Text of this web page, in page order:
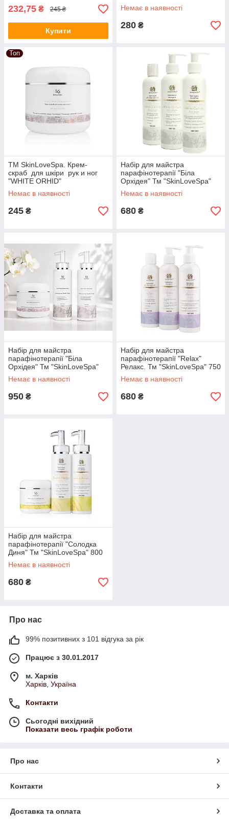
232,75 ₴ 245 ₴
Купити
Немає в наявності
280 ₴
Топ
ТМ SkinLoveSpa. Крем-
скраб для шкіри рук и ног
"WHITE ORHID"
Немає в наявності
245 ₴
Набір для майстра
парафінотерапії "Біла
Орхідея" Тм "SkinLoveSpa"
800 мл
Немає в наявності
680 ₴
Набір для майстра
парафінотерапії "Біла
Орхідея" Тм "SkinLoveSpa"
Немає в наявності
950 ₴
Набір для майстра
парафінотерапії "Relax"
Релакс. Тм "SkinLoveSpa" 750
мл
Немає в наявності
680 ₴
Набір для майстра
парафінотерапії "Солодка
Диня" Тм "SkinLoveSpa" 800
мл
Немає в наявності
680 ₴
Про нас
99% позитивних з 101 відгука за рік
Працює з 30.01.2017
м. Харків
Харків, Україна
Контакти
Сьогодні вихідний
Показати весь графік роботи
Про нас
Контакти
Доставка та оплата